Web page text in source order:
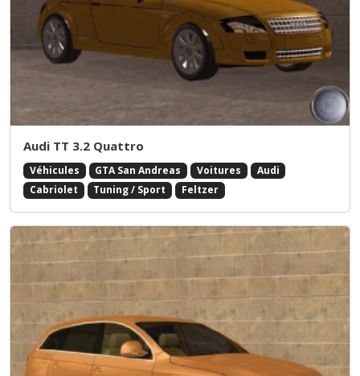
Audi TT 3.2 Quattro
Véhicules GTA San Andreas Voitures
Audi
Cabriolet
Tuning / Sport Feltzer